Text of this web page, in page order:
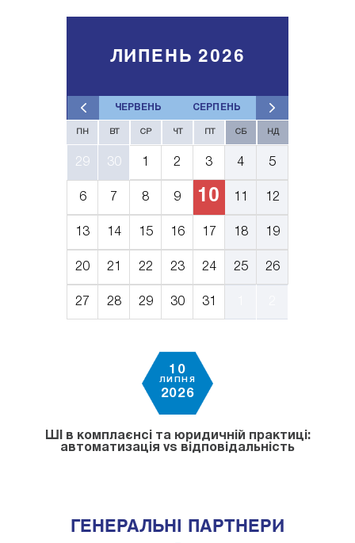
ЧЕРВЕНЬ СЕРПЕНЬ
ЛИПЕНЬ 2026
ПН ВТ СР ЧТ ПТ СБ НД
29 30 1 2 3 4 5
6 7 8 9 10 11 12
13 14 15 16 17 18 19
20 21 22 23 24 25 26
27 28 29 30 31
10
ЛИПНЯ
2026
ШІ в комплаєнсі та юридичній практиці:
автоматизація vs відповідальність
ГЕНЕРАЛЬНІ ПАРТНЕРИ